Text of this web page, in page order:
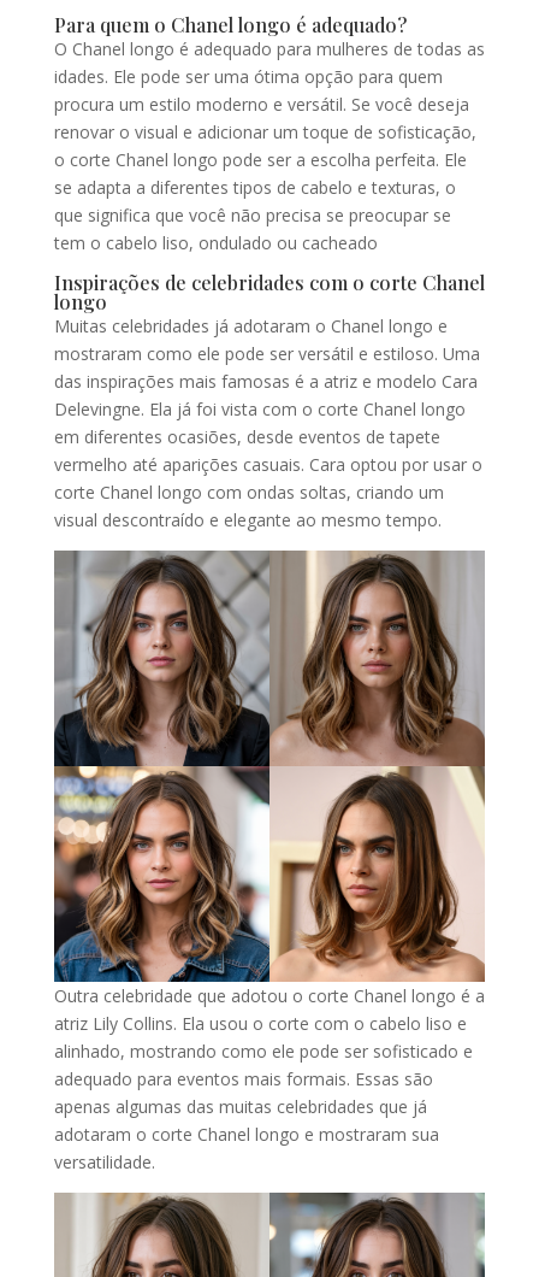
Para quem o Chanel longo é adequado?
O Chanel longo é adequado para mulheres de todas as
idades. Ele pode ser uma ótima opção para quem
procura um estilo moderno e versátil. Se você deseja
renovar o visual e adicionar um toque de sofisticação,
o corte Chanel longo pode ser a escolha perfeita. Ele
se adapta a diferentes tipos de cabelo e texturas, o
que significa que você não precisa se preocupar se
tem o cabelo liso, ondulado ou cacheado
Inspirações de celebridades com o corte Chanel
longo
Muitas celebridades já adotaram o Chanel longo e
mostraram como ele pode ser versátil e estiloso. Uma
das inspirações mais famosas é a atriz e modelo Cara
Delevingne. Ela já foi vista com o corte Chanel longo
em diferentes ocasiões, desde eventos de tapete
vermelho até aparições casuais. Cara optou por usar o
corte Chanel longo com ondas soltas, criando um
visual descontraído e elegante ao mesmo tempo.
Outra celebridade que adotou o corte Chanel longo é a
atriz Lily Collins. Ela usou o corte com o cabelo liso e
alinhado, mostrando como ele pode ser sofisticado e
adequado para eventos mais formais. Essas são
apenas algumas das muitas celebridades que já
adotaram o corte Chanel longo e mostraram sua
versatilidade.